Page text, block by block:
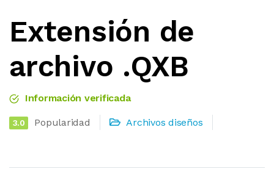
Extensión de
archivo .QXB
Información verificada
3.0 Popularidad Archivos diseños